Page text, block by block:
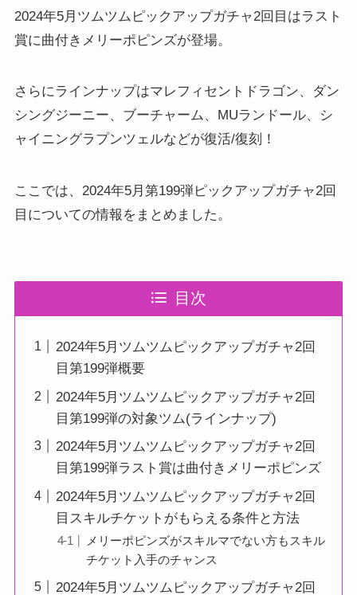
2024年5月ツムツムピックアップガチャ2回目はラスト
賞に曲付きメリーポピンズが登場。
さらにラインナップはマレフィセントドラゴン、ダン
シングジーニー、ブーチャーム、MUランドール、シ
ャイニングラプンツェルなどが復活/復刻！
ここでは、2024年5月第199弾ピックアップガチャ2回
目についての情報をまとめました。
目次
2024年5月ツムツムピックアップガチャ2回
目第199弾概要
2024年5月ツムツムピックアップガチャ2回
目第199弾の対象ツム(ラインナップ)
2024年5月ツムツムピックアップガチャ2回
目第199弾ラスト賞は曲付きメリーポピンズ
2024年5月ツムツムピックアップガチャ2回
目スキルチケットがもらえる条件と方法
メリーポピンズがスキルマでない方もスキル
チケット入手のチャンス
2024年5月ツムツムピックアップガチャ2回